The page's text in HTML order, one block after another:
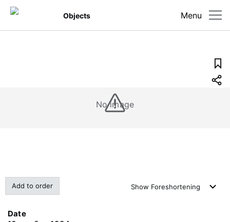
Menu
Objects
No image
Add to order Show Foreshortening
Date